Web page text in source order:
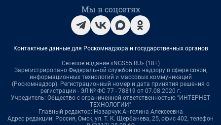
Мы в соцсетях
Контактные данные для Роскомнадзора и государственных органов
Сетевое издание «NGS55.RU» (18+)
Зарегистрировано Федеральной службой по надзору в сфере связи,
информационных технологий и массовых коммуникаций
(Роскомнадзор). Регистрационный номер и дата принятия решения о
регистрации - ЭЛ № ФС 77 - 78819 от 07.08.2020 г.
Учредитель: Общество с ограниченной ответственностью "ИНТЕРНЕТ
ТЕХНОЛОГИИ"
Главный редактор: Назарчук Ангелина Алексеевна
Адрес редакции: Россия, Омск, ул. Т. К. Щербанева, 25, офис 402, телефон